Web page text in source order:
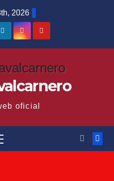
2026
oficial